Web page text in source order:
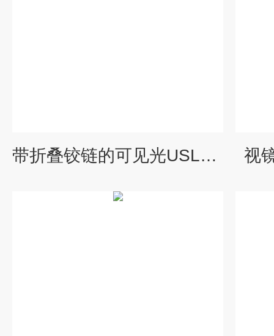
带折叠铰链的可见光USL13 / USL33气体灯-不防爆 视